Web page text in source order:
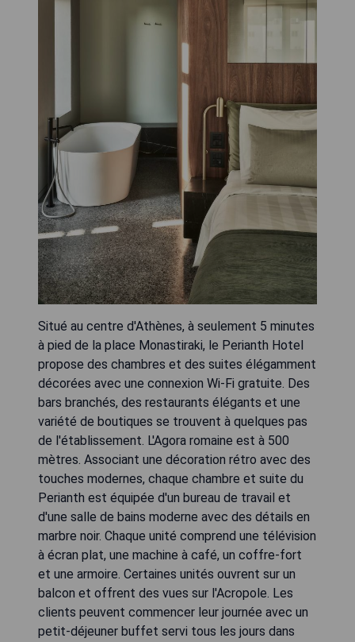
Situé au centre d'Athènes, à seulement 5 minutes
à pied de la place Monastiraki, le Perianth Hotel
propose des chambres et des suites élégamment
décorées avec une connexion Wi-Fi gratuite. Des
bars branchés, des restaurants élégants et une
variété de boutiques se trouvent à quelques pas
de l'établissement. L'Agora romaine est à 500
mètres. Associant une décoration rétro avec des
touches modernes, chaque chambre et suite du
Perianth est équipée d'un bureau de travail et
d'une salle de bains moderne avec des détails en
marbre noir. Chaque unité comprend une télévision
à écran plat, une machine à café, un coffre-fort
et une armoire. Certaines unités ouvrent sur un
balcon et offrent des vues sur l'Acropole. Les
clients peuvent commencer leur journée avec un
petit-déjeuner buffet servi tous les jours dans